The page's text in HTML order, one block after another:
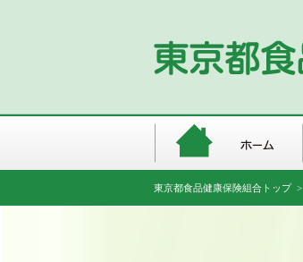
東京都食品健康保険組合トップ>